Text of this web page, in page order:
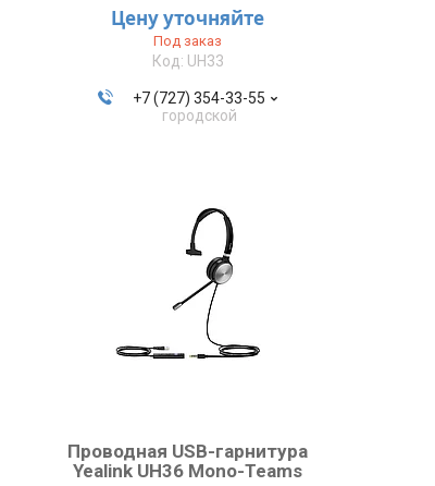
Цену уточняйте
Под заказ
UH33
+7 (727) 354-33-55
городской
Проводная USB-гарнитура
Yealink UH36 Mono-Teams